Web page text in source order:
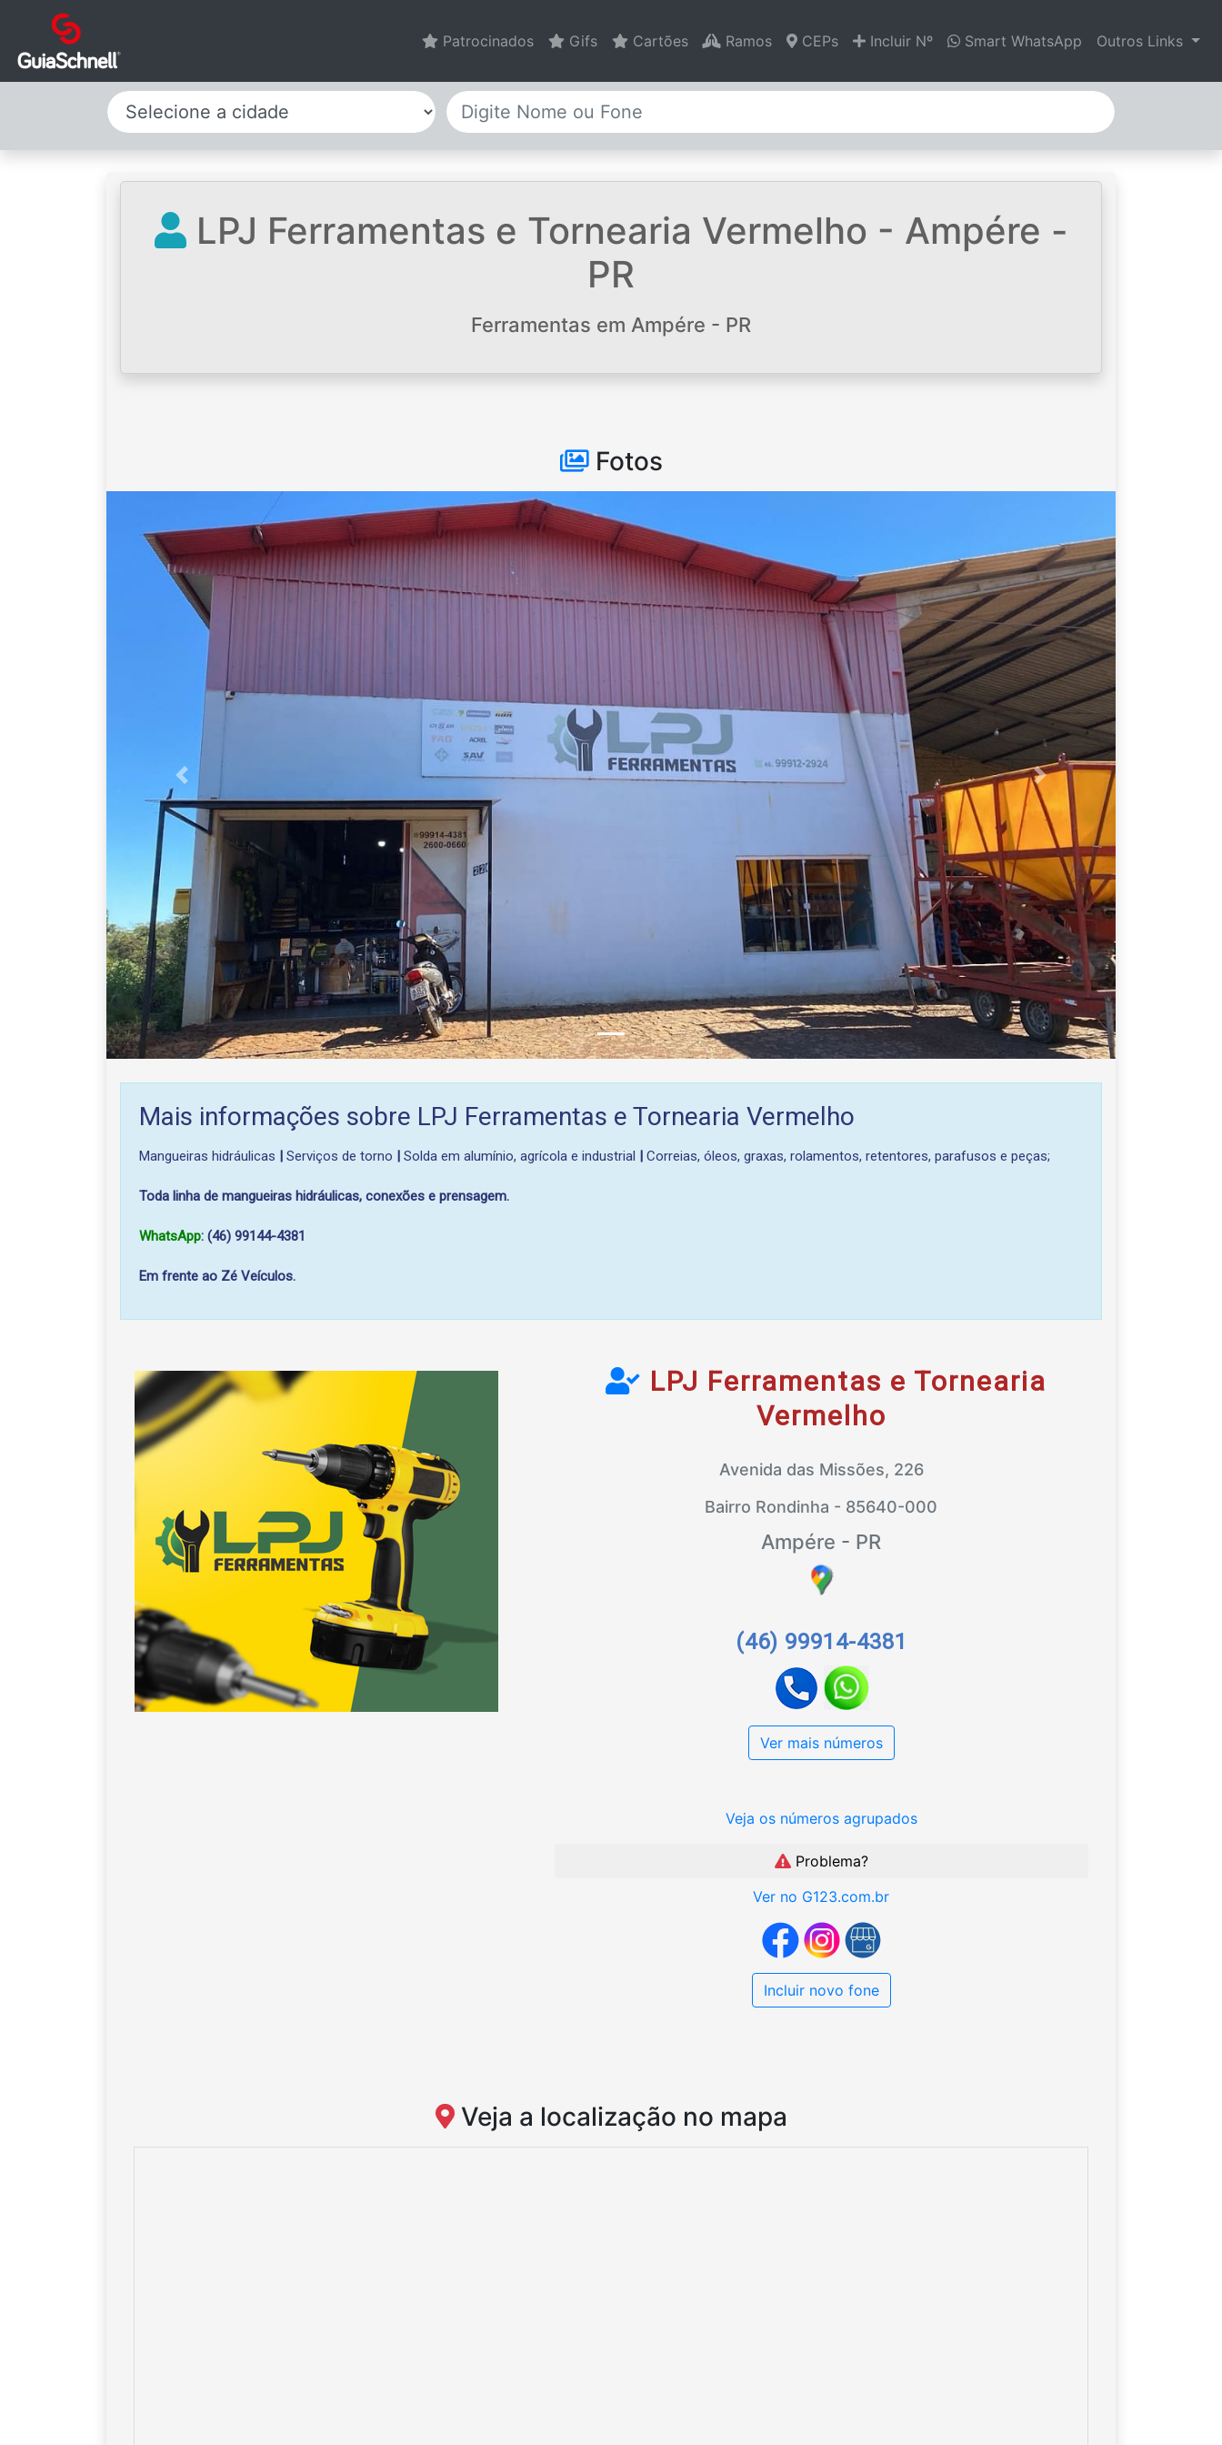
Patrocinados Gifs Cartões Ramos CEPs Incluir Nº Smart WhatsApp Outros Links
Selecione a cidade
LPJ Ferramentas e Tornearia Vermelho - Ampére -
PR
Ferramentas em Ampére - PR
Fotos
Anterior Próximo
Mais informações sobre LPJ Ferramentas e Tornearia Vermelho
Mangueiras hidráulicas Serviços de torno Solda em alumínio, agrícola e industrial Correias, óleos, graxas, rolamentos, retentores, parafusos e peças;
Toda linha de mangueiras hidráulicas, conexões e prensagem.
WhatsApp: (46) 99144-4381
Em frente ao Zé Veículos.
LPJ Ferramentas e Tornearia
Vermelho
Avenida das Missões, 226
Bairro Rondinha - 85640-000
Ampére - PR
(46) 99914-4381
Ver mais números
Veja os números agrupados
Problema?
Ver no G123.com.br
Incluir novo fone
Veja a localização no mapa